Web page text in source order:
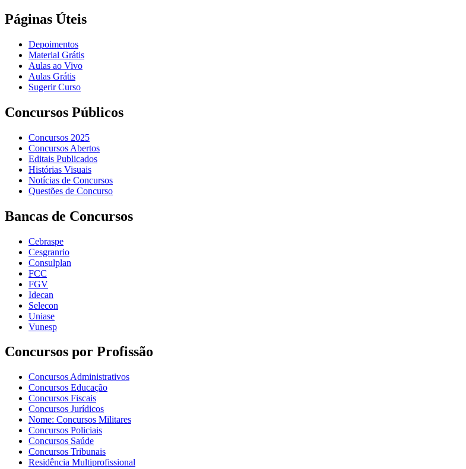
Páginas Úteis
Depoimentos
Material Grátis
Aulas ao Vivo
Aulas Grátis
Sugerir Curso
Concursos Públicos
Concursos 2025
Concursos Abertos
Editais Publicados
Histórias Visuais
Notícias de Concursos
Questões de Concurso
Bancas de Concursos
Cebraspe
Cesgranrio
Consulplan
FCC
FGV
Idecan
Selecon
Uniase
Vunesp
Concursos por Profissão
Concursos Administrativos
Concursos Educação
Concursos Fiscais
Concursos Jurídicos
Nome: Concursos Militares
Concursos Policiais
Concursos Saúde
Concursos Tribunais
Residência Multiprofissional